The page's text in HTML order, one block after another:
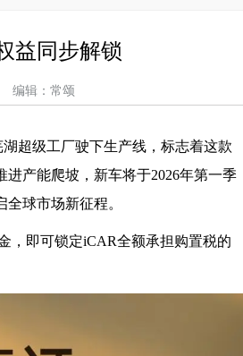
益同步解锁
编辑：常颂
超级工厂驶下生产线，标志着这款
产能爬坡，新车将于2026年第一季
球市场新征程。
，即可锁定iCAR全额承担购置税的